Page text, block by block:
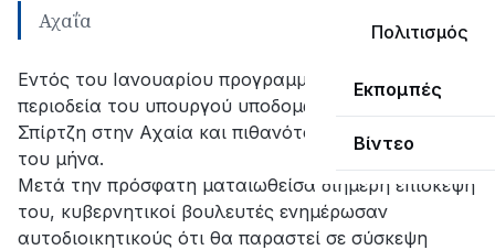
Πολιτισμός
Εκπομπές
Βίντεο
Αχαΐα
Εντός του Ιανουαρίου προγραμματίζεται η
περιοδεία του υπουργού υποδομών Χρήστου
Σπίρτζη στην Αχαία και πιθανότατα μέχρι τις 25
του μήνα.
Μετά την πρόσφατη ματαιωθείσα διήμερη επίσκεψή
του, κυβερνητικοί βουλευτές ενημέρωσαν
αυτοδιοικητικούς ότι θα παραστεί σε σύσκεψη